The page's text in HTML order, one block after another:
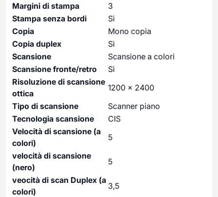
Margini di stampa
3
Stampa senza bordi
Sì
Copia
Mono copia
Copia duplex
Sì
Scansione
Scansione a colori
Scansione fronte/retro
Sì
Risoluzione di scansione
ottica
1200 x 2400
Tipo di scansione
Scanner piano
Tecnologia scansione
CIS
Velocità di scansione (a
colori)
5
velocità di scansione
(nero)
5
veocità di scan Duplex (a
colori)
3,5